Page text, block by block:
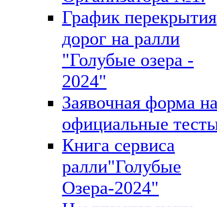
График перекрытия
дорог на ралли
"Голубые озера -
2024"
Заявочная форма
официальные
Книга сервиса
ралли"Голубые
Озера-2024"